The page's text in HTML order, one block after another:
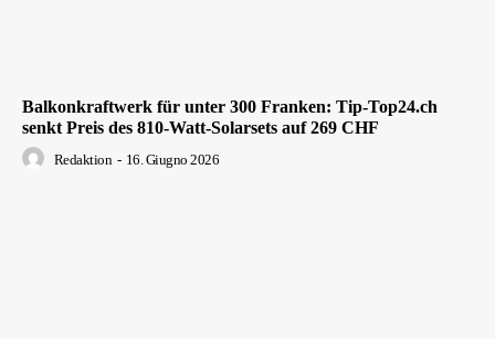
Balkonkraftwerk für unter 300 Franken: Tip-Top24.ch
senkt Preis des 810-Watt-Solarsets auf 269 CHF
Redaktion - 16. Giugno 2026